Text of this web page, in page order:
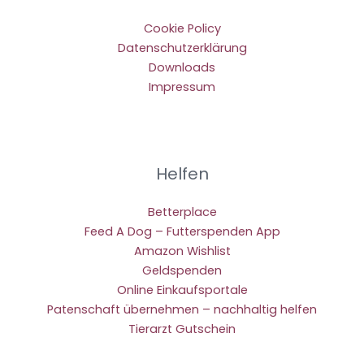
Cookie Policy
Datenschutzerklärung
Downloads
Impressum
Helfen
Betterplace
Feed A Dog – Futterspenden App
Amazon Wishlist
Geldspenden
Online Einkaufsportale
Patenschaft übernehmen – nachhaltig helfen
Tierarzt Gutschein